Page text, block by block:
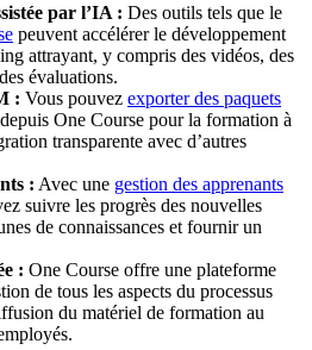
par l’IA : Des outils tels que le
peuvent accélérer le développement
attrayant, y compris des vidéos, des
évaluations.
: Vous pouvez exporter des paquets
One Course pour la formation à
transparente avec d’autres
: Avec une gestion des apprenants
suivre les progrès des nouvelles
de connaissances et fournir un
: One Course offre une plateforme
de tous les aspects du processus
du matériel de formation au